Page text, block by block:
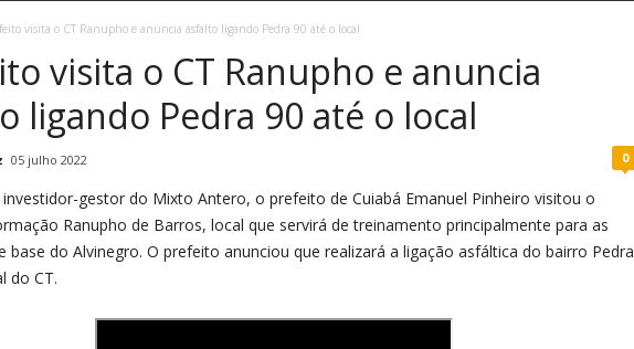
visita o CT Ranupho e anuncia asfalto ligando Pedra 90 até o local
visita o CT Ranupho e anuncia
ligando Pedra 90 até o local
05 julho 2022 0
gestor do Mixto Antero, o prefeito de Cuiabá Emanuel Pinheiro visitou o
Ranupho de Barros, local que servirá de treinamento principalmente para as
base do Alvinegro. O prefeito anunciou que realizará a ligação asfáltica do bairro Pedra
do CT.